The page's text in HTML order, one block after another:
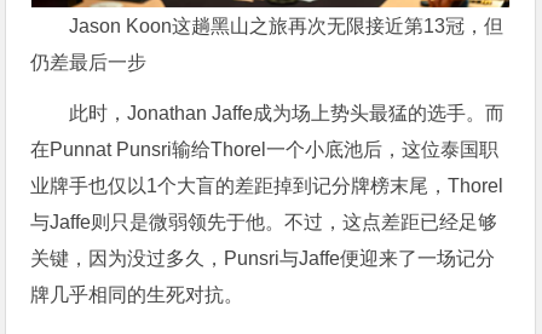
Jason Koon这趟黑山之旅再次无限接近第13冠，但
仍差最后一步
此时，Jonathan Jaffe成为场上势头最猛的选手。而
在Punnat Punsri输给Thorel一个小底池后，这位泰国职
业牌手也仅以1个大盲的差距掉到记分牌榜末尾，Thorel
与Jaffe则只是微弱领先于他。不过，这点差距已经足够
关键，因为没过多久，Punsri与Jaffe便迎来了一场记分
牌几乎相同的生死对抗。